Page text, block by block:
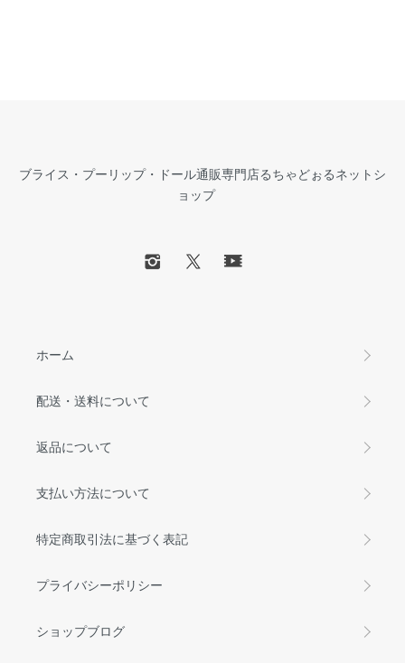
ブライス・プーリップ・ドール通販専門店るちゃどぉるネットシ
ョップ
ホーム
配送・送料について
返品について
支払い方法について
特定商取引法に基づく表記
プライバシーポリシー
ショップブログ